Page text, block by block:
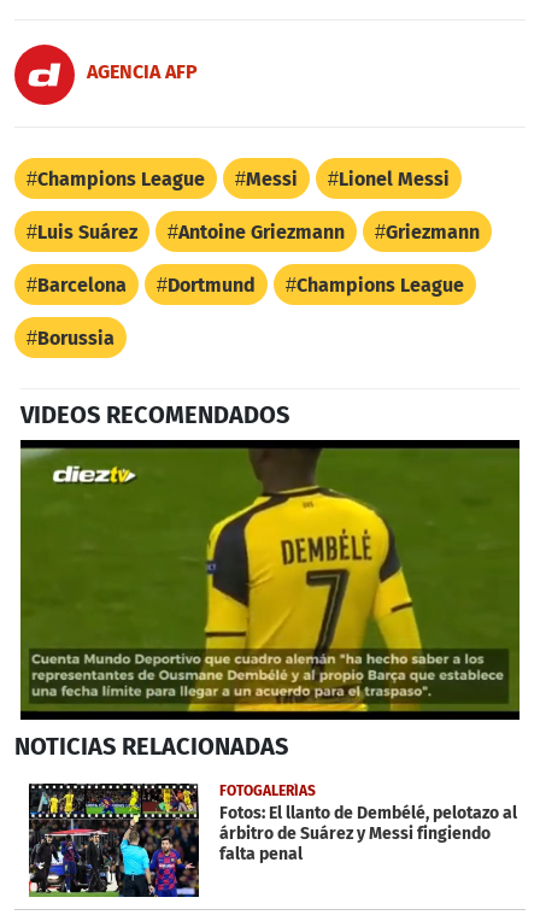
AGENCIA AFP
Champions League Messi Lionel Messi
Luis Suárez Antoine Griezmann Griezmann
Barcelona Dortmund Champions League
Borussia
VIDEOS RECOMENDADOS
seconds
46
seconds
NOTICIAS RELACIONADAS
FOTOGALERÍAS
Fotos: El llanto de Dembélé, pelotazo al
árbitro de Suárez y Messi fingiendo
falta penal